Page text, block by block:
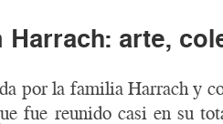
arte,
por la familia Harrach y
fue reunido casi en su